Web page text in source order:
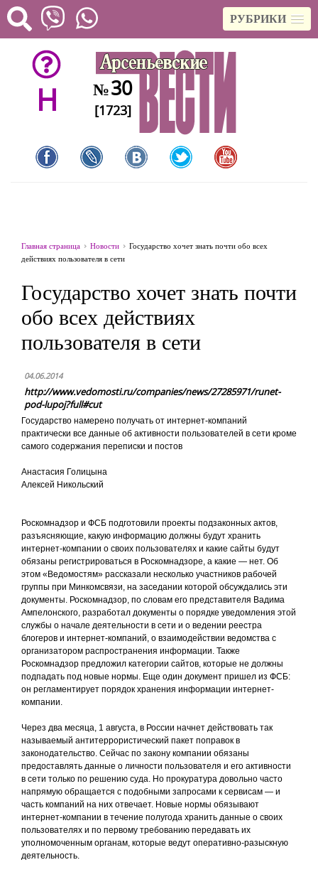
РУБРИКИ
H №30
[1723]
Главная страница Новости
Государство хочет знать почти обо всех
действиях пользователя в сети
Государство хочет знать почти
обо всех действиях
пользователя в сети
04.06.2014
http://www.vedomosti.ru/companies/news/27285971/runet-
pod-lupoj?full#cut
Государство намерено получать от интернет-компаний
практически все данные об активности пользователей в сети кроме
самого содержания переписки и постов
Анастасия Голицына
Алексей Никольский
Роскомнадзор и ФСБ подготовили проекты подзаконных актов,
разъясняющие, какую информацию должны будут хранить
интернет-компании о своих пользователях и какие сайты будут
обязаны регистрироваться в Роскомнадзоре, а какие — нет. Об
этом «Ведомостям» рассказали несколько участников рабочей
группы при Минкомсвязи, на заседании которой обсуждались эти
документы. Роскомнадзор, по словам его представителя Вадима
Ампелонского, разработал документы о порядке уведомления этой
службы о начале деятельности в сети и о ведении реестра
блогеров и интернет-компаний, о взаимодействии ведомства с
организатором распространения информации. Также
Роскомнадзор предложил категории сайтов, которые не должны
подпадать под новые нормы. Еще один документ пришел из ФСБ:
он регламентирует порядок хранения информации интернет-
компании.
Через два месяца, 1 августа, в России начнет действовать так
называемый антитеррористический пакет поправок в
законодательство. Сейчас по закону компании обязаны
предоставлять данные о личности пользователя и его активности
в сети только по решению суда. Но прокуратура довольно часто
напрямую обращается с подобными запросами к сервисам — и
часть компаний на них отвечает. Новые нормы обязывают
интернет-компании в течение полугода хранить данные о своих
пользователях и по первому требованию передавать их
уполномоченным органам, которые ведут оперативно-разыскную
деятельность.